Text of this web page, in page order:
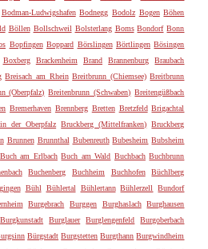
Bodman-Ludwigshafen Bodnegg Bodolz Bogen Böhen
Böllen Bollschweil Bolsterlang Boms Bondorf Bonn
Bopfingen Boppard Börslingen Börtlingen Bösingen
Boxberg Brackenheim Brand Brannenburg
Braubach
Breisach am Rhein Breitbrunn (Chiemsee) Breitbrunn
(Oberpfalz) Breitenbrunn (Schwaben) Breitengüßbach
Bremerhaven Brennberg Bretten Bretzfeld Brigachtal
der Oberpfalz Bruckberg (Mittelfranken) Bruckberg
Brunnen Brunnthal Bubenreuth Bubesheim Bubsheim
Buch am Erlbach Buch am Wald Buchbach Buchbrunn
Buchenberg Buchheim Buchhofen
Büchlberg
Bühl Bühlertal Bühlertann Bühlerzell
Bundorf
Burgebrach Burggen Burghaslach
Burghausen
Burgkunstadt Burglauer Burglengenfeld
Burgoberbach
Bürgstadt Burgstetten Burgthann Burgwindheim